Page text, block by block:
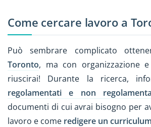
Come cercare lavoro a
Può sembrare complicato
Toronto, ma con organizzazione
riuscirai! Durante la ricerca,
regolamentati e non
documenti di cui avrai bisogno per
lavoro e come redigere un